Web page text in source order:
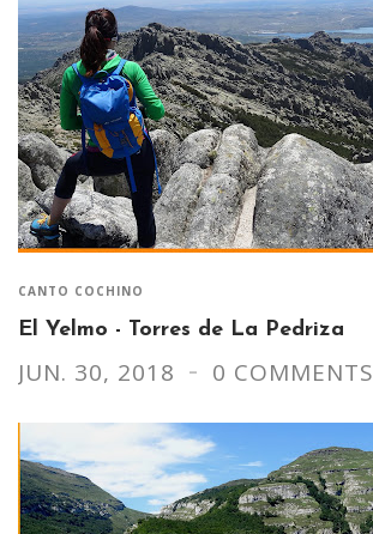
CANTO COCHINO
El Yelmo - Torres de La Pedriza
JUN. 30, 2018 0 COMMENTS